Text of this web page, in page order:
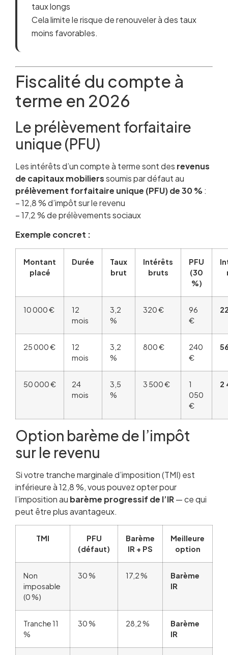
taux longs
Cela limite le risque de renouveler à des taux
moins favorables.
Fiscalité du compte à
terme en 2026
Le prélèvement forfaitaire
unique (PFU)
Les intérêts d’un compte à terme sont des revenus
de capitaux mobilierssoumis par défaut au
prélèvement forfaitaire unique (PFU) de 30 % :
– 12,8 % d’impôt sur le revenu
– 17,2 % de prélèvements sociaux
Exemple concret :
Montant
placé
Durée
Taux
brut
Intérêts
bruts
PFU
(30
%)
10 000 €
12
mois
3,2
%
320 €
96
€
25 000 €
12
mois
3,2
%
800 €
240
€
50 000 €
24
mois
3,5
%
3 500 €
1
050
€
2
Option barème de l’impôt
sur le revenu
Si votre tranche marginale d’imposition (TMI) est
inférieure à 12,8 %, vous pouvez opter pour
l’imposition au barème progressif de l’IR— ce qui
peut être plus avantageux.
TMI
PFU
(défaut)
Barème
IR + PS
Meilleure
option
Non
imposable
(0 %)
30 % 17,2 %
Barème
IR
Tranche 11
%
30 % 28,2 %
Barème
IR